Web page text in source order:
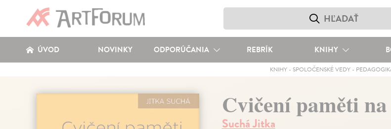
ÚVOD NOVINKY ODPORÚČANIA REBRÍK KNIHY
KNIHY - SPOLOČENSKÉ VEDY -
Cvičení paměti
Suchá Jitka